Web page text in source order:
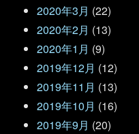
2020年3月 (22)
2020年2月 (13)
2020年1月 (9)
2019年12月 (12)
2019年11月 (13)
2019年10月 (16)
2019年9月 (20)